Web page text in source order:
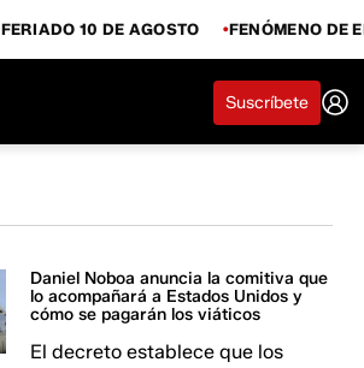
FERIADO 10 DE AGOSTO FENÓMENO DE
Suscríbete
Daniel Noboa anuncia la comitiva que
lo acompañará a Estados Unidos y
cómo se pagarán los viáticos
El decreto establece que los